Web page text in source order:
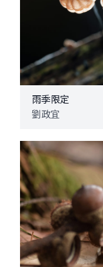
雨季限定
劉政宜